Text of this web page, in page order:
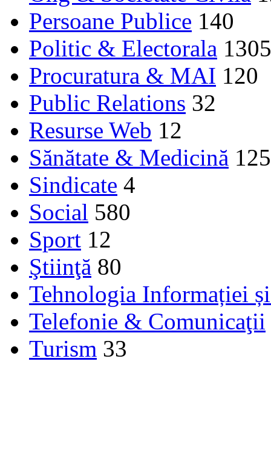
Persoane Publice 140
Politic & Electorala 1305
Procuratura & MAI 120
Public Relations 32
Resurse Web 12
Sănătate & Medicină 125
Sindicate 4
Social 580
Sport 12
Ştiinţă 80
Tehnologia Informației
Telefonie & Comunicaţii
Turism 33